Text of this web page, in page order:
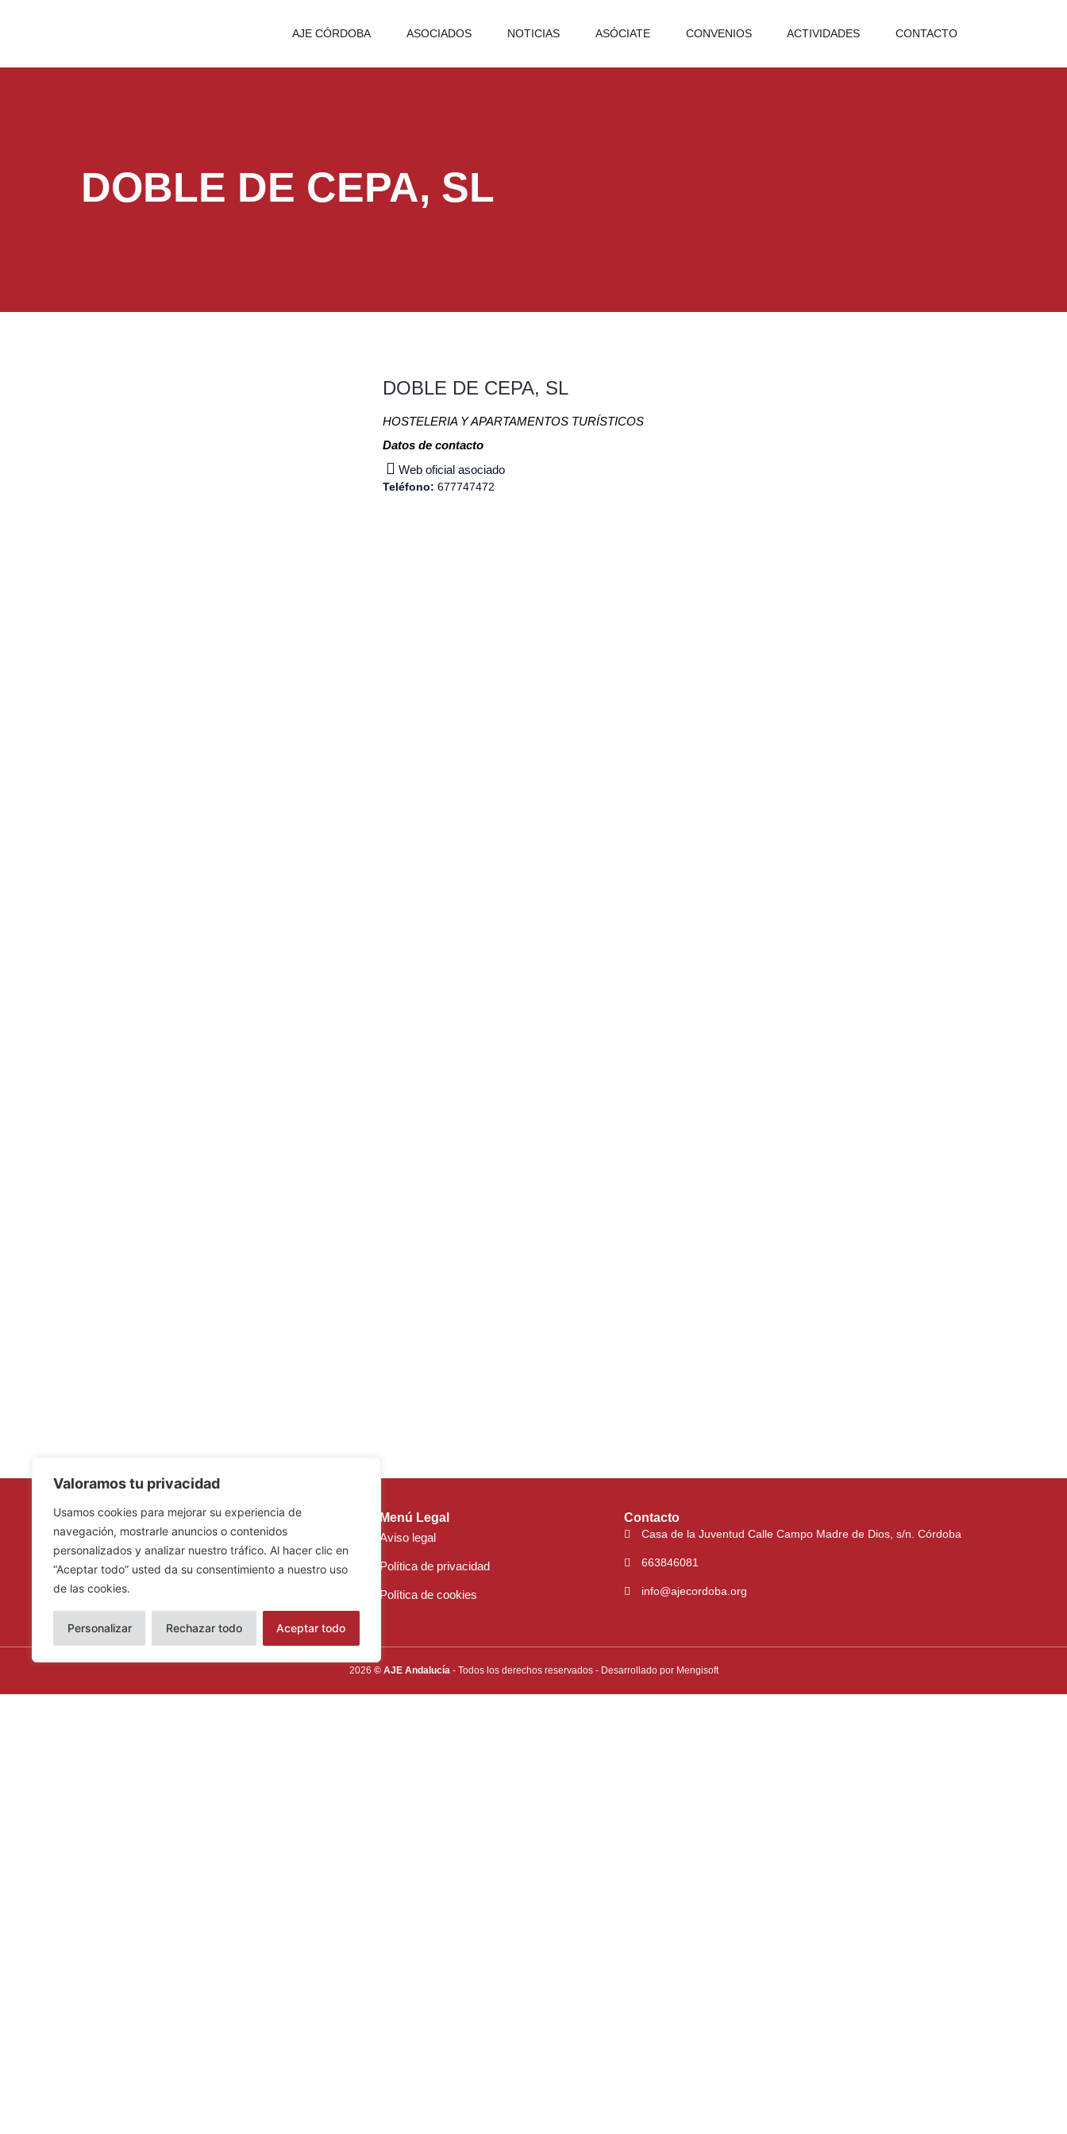
Valoramos tu privacidad
Usamos cookies para mejorar su experiencia de
navegación, mostrarle anuncios o contenidos
personalizados y analizar nuestro tráfico. Al hacer clic en
“Aceptar todo” usted da su consentimiento a nuestro uso
de las cookies.
Personalizar Rechazar todo Aceptar todo
AJE CÓRDOBA ASOCIADOS NOTICIAS ASÓCIATE CONVENIOS ACTIVIDADES CONTACTO
DOBLE DE CEPA, SL
DOBLE DE CEPA, SL
HOSTELERIA Y APARTAMENTOS TURÍSTICOS
Datos de contacto
Web oficial asociado
Teléfono: 677747472
Asociación de Jóvenes
Empresarios de Córdoba
a
c
b
o
-
t
i
t
o
u
b
n
s
a
g
i
n
e
d
i
o
k
Menú Legal
Aviso legal
Política de privacidad
Política de cookies
Contacto
Casa de la Juventud Calle Campo Madre de Dios, s/n. Córdoba
663846081
info@ajecordoba.org
2026 © AJE Andalucía - Todos los derechos reservados- Desarrollado por Mengisoft